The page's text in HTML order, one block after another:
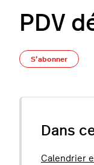
PDV
S’abonner
Dans
Calendrier